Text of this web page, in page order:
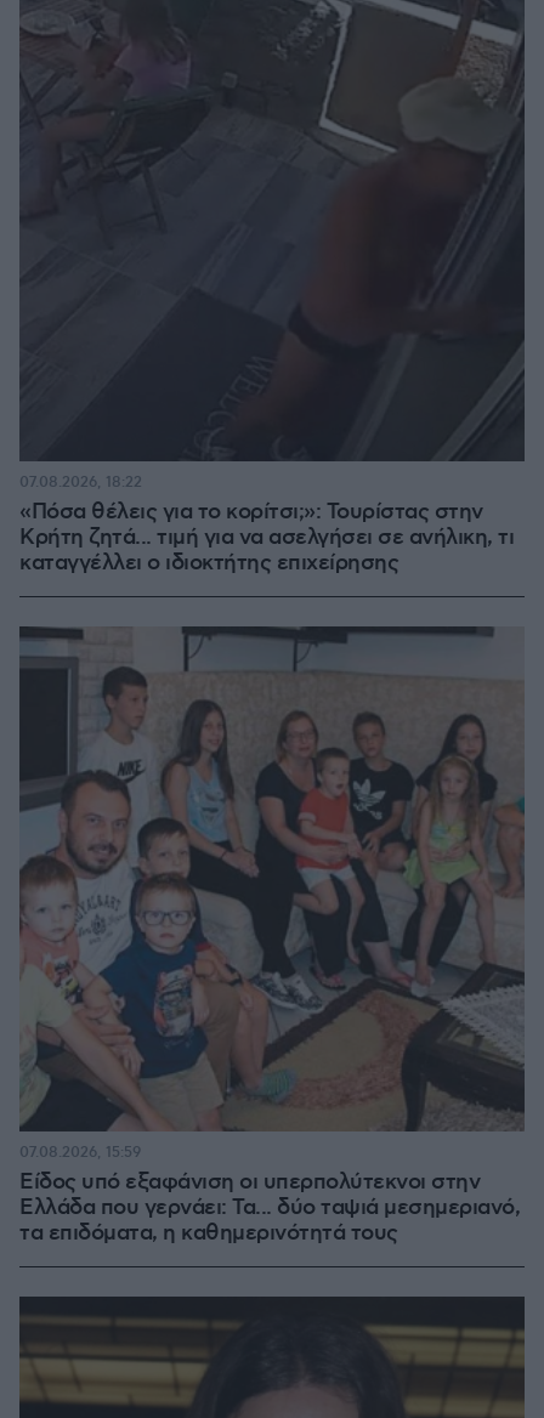
«Πόσα θέλεις για το κορίτσι;»: Τουρίστας στην
Κρήτη ζητά... τιμή για να ασελγήσει σε ανήλικη, τι
καταγγέλλει ο ιδιοκτήτης επιχείρησης
07.08.2026, 18:22
Είδος υπό εξαφάνιση οι υπερπολύτεκνοι στην
Ελλάδα που γερνάει: Τα... δύο ταψιά μεσημεριανό,
τα επιδόματα, η καθημερινότητά τους
07.08.2026, 15:59